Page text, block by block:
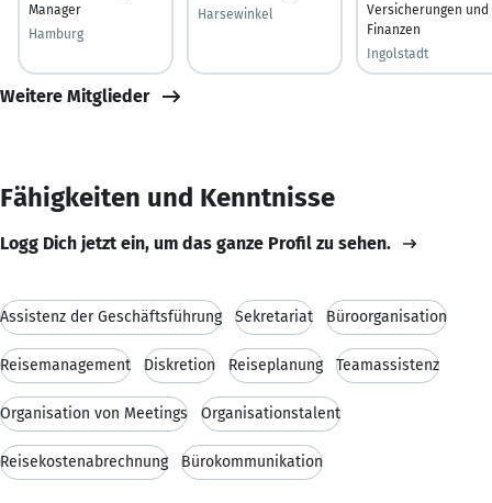
Manager
Hamburg
Harsewinkel
Versicherungen und
Finanzen
Ingolstadt
Weitere Mitglieder
Fähigkeiten und Kenntnisse
Logg Dich jetzt ein, um das ganze Profil zu sehen.
Assistenz der Geschäftsführung Sekretariat Büroorganisation
Reisemanagement Diskretion Reiseplanung Teamassistenz
Organisation von Meetings Organisationstalent
Reisekostenabrechnung Bürokommunikation